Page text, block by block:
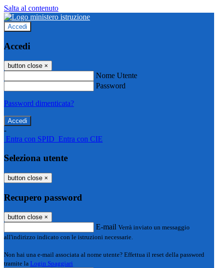
Salta al contenuto
Accedi
Accedi
button close ×
Nome Utente
Password
Password dimenticata?
-
Entra con SPID Entra con CIE
Seleziona utente
button close ×
Recupero password
button close ×
E-mail Verrà inviato un messaggio
all'indirizzo indicato con le istruzioni necessarie.
Non hai una e-mail associata al nome utente? Effettua il reset della password
tramite la Login Spaggiari